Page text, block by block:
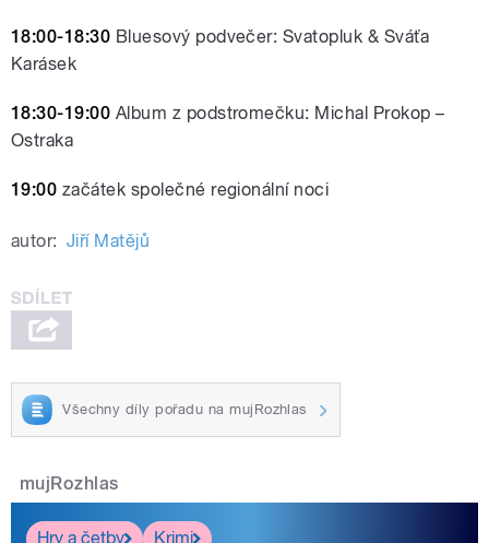
18:00-18:30 Bluesový podvečer: Svatopluk & Sváťa
Karásek
18:30-19:00 Album z podstromečku: Michal Prokop –
Ostraka
19:00 začátek společné regionální noci
autor: Jiří Matějů
Všechny díly pořadu na mujRozhlas
mujRozhlas
Hry a četby
Krimi